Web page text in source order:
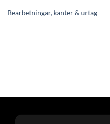
Bearbetningar, kanter & urtag